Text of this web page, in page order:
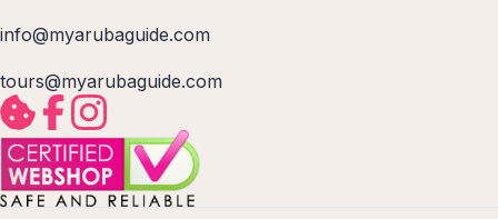
info@myarubaguide.com
tours@myarubaguide.com